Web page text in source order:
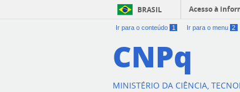
BRASIL Acesso à
Ir para o conteúdo 1 Ir para o menu 2
CNPq
MINISTÉRIO DA CIÊNCIA,